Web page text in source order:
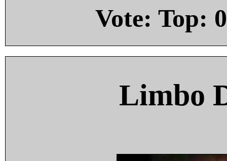
Vote: Top: 0
Limbo